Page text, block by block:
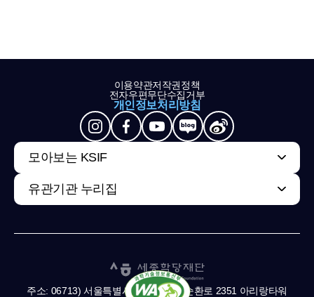
이용약관저작권정책
전자우편무단수집거부
개인정보처리방침
모아보는 KSIF
유관기관 누리집
주소: 06713) 서울특별시 서초구 남부순환로 2351 아리랑타워